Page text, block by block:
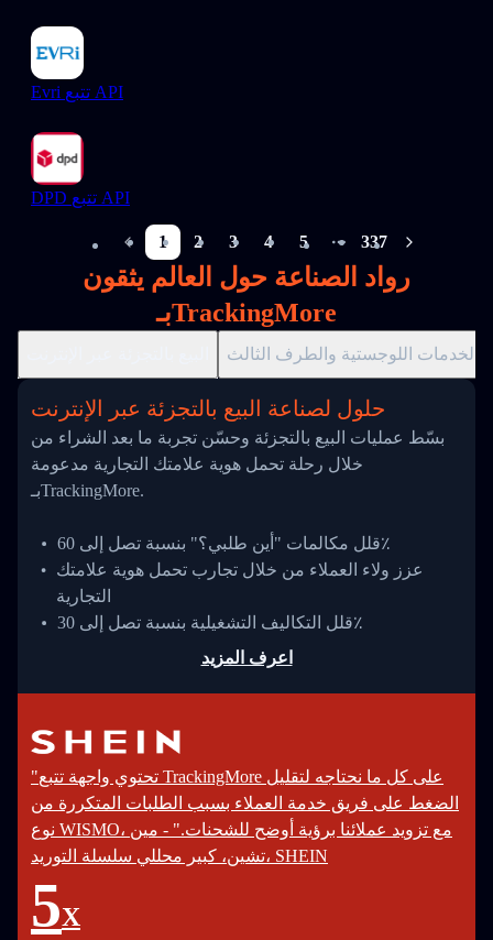
Evri تتبع API
DPD تتبع API
1 2 3 4 5
More pages
337
رواد الصناعة حول العالم يثقون
بـTrackingMore
الخدمات اللوجستية والطرف الثالث
حلول لصناعة البيع بالتجزئة عبر الإنترنت
بسّط عمليات البيع بالتجزئة وحسّن تجربة ما بعد الشراء من
خلال رحلة تحمل هوية علامتك التجارية مدعومة
بـTrackingMore.
قلل مكالمات "أين طلبي؟" بنسبة تصل إلى 60٪
عزز ولاء العملاء من خلال تجارب تحمل هوية علامتك
التجارية
قلل التكاليف التشغيلية بنسبة تصل إلى 30٪
اعرف المزيد
"تحتوي واجهة تتبع TrackingMore على كل ما نحتاجه لتقليل
الضغط على فريق خدمة العملاء بسبب الطلبات المتكررة من
نوع WISMO، مع تزويد عملائنا برؤية أوضح للشحنات." - مين
تشين، كبير محللي سلسلة التوريد، SHEIN
5X